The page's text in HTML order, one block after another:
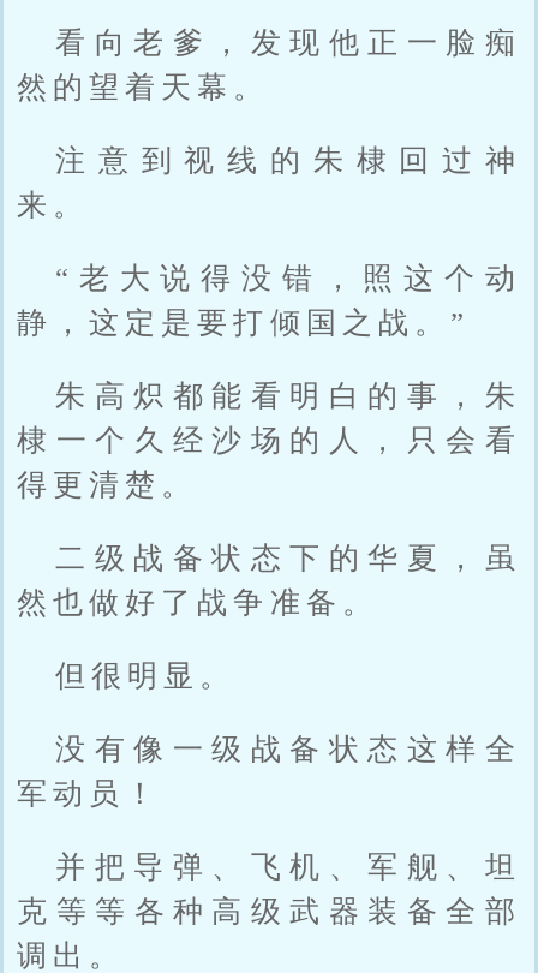
看向老爹，发现他正一脸痴
然的望着天幕。
注意到视线的朱棣回过神
来。
“老大说得没错，照这个动
静，这定是要打倾国之战。”
朱高炽都能看明白的事，朱
棣一个久经沙场的人，只会看
得更清楚。
二级战备状态下的华夏，虽
然也做好了战争准备。
但很明显。
没有像一级战备状态这样全
军动员！
并把导弹、飞机、军舰、坦
克等等各种高级武器装备全部
调出。